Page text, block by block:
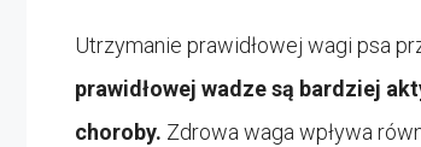
Utrzymanie prawidłowej wagi psa
prawidłowej wadze są bardziej
choroby. Zdrowa waga wpływa